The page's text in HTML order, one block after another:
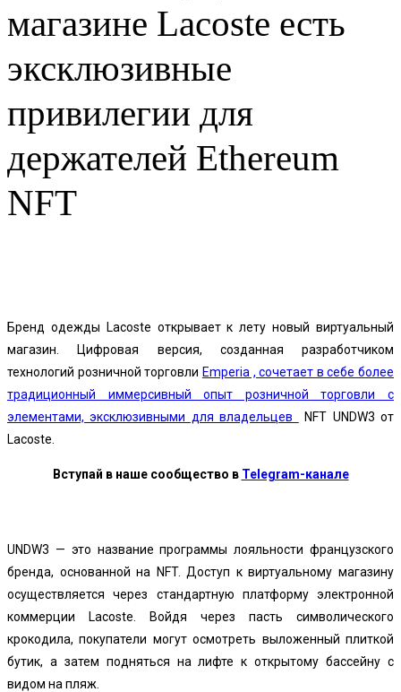
магазине Lacoste есть
эксклюзивные
привилегии для
держателей Ethereum
NFT
Бренд одежды Lacoste открывает к лету новый виртуальный
магазин.
Цифровая версия, созданная разработчиком
технологий розничной торговли Emperia , сочетает в себе более
традиционный иммерсивный опыт розничной торговли с
элементами, эксклюзивными для владельцев
NFT UNDW3 от
Lacoste.
Вступай в наше сообщество в Telegram-канале
UNDW3 — это название программы лояльности французского
бренда, основанной на
NFT. Доступ к виртуальному магазину
осуществляется через стандартную платформу электронной
коммерции Lacoste. Войдя через пасть символического
крокодила, покупатели могут осмотреть выложенный плиткой
бутик, а затем подняться на лифте к открытому бассейну с
видом на пляж.